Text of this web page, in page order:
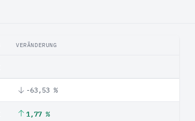
VERÄNDERUNG
-63,53 %
1,77 %